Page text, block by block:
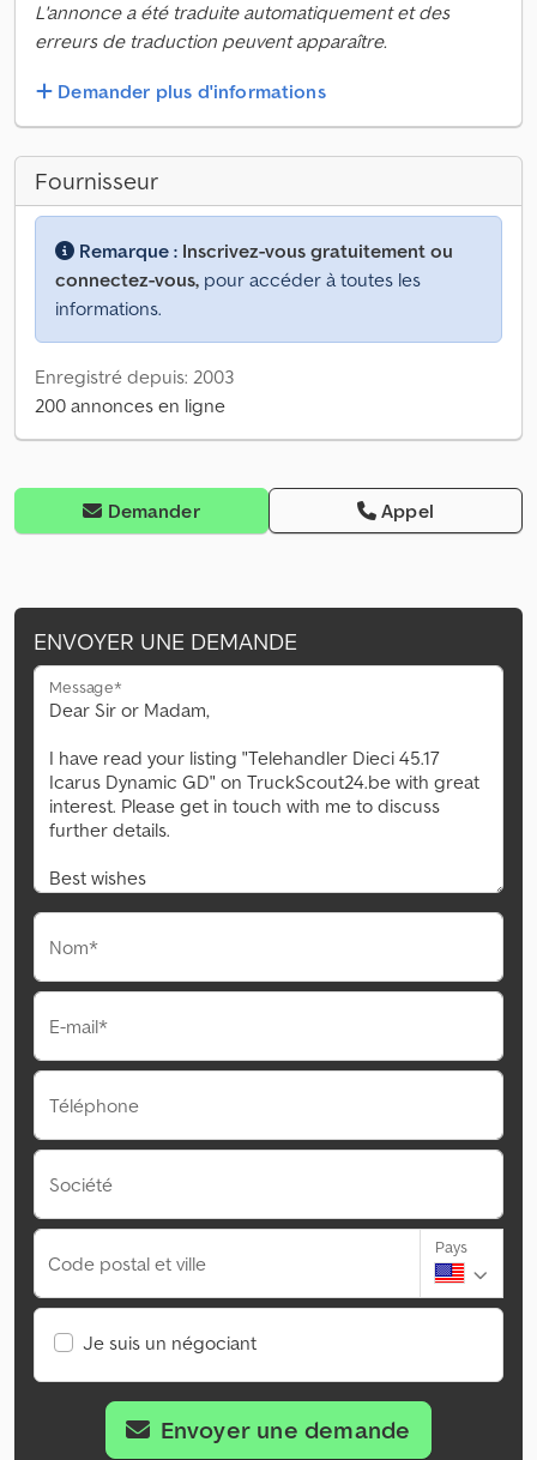
L'annonce a été traduite automatiquement et des
erreurs de traduction peuvent apparaître.
Demander plus d'informations
Fournisseur
Remarque : Inscrivez-vous gratuitement ou
connectez-vous, pour accéder à toutes les
informations.
Enregistré depuis: 2003
200 annonces en ligne
Demander Appel
ENVOYER UNE DEMANDE
Message*
Nom*
E-mail*
Téléphone
Société
Code postal et ville
Pays
Je suis un négociant
Envoyer une demande